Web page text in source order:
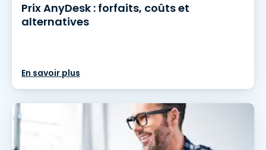
Prix AnyDesk : forfaits, coûts et
alternatives
En savoir plus